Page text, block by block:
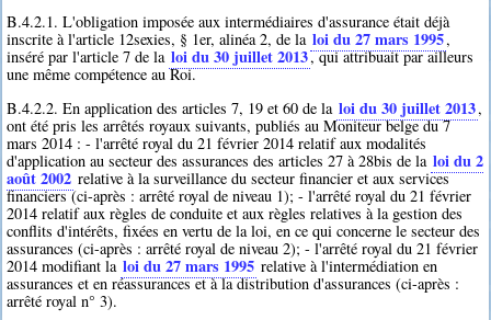
B.4.2.1. L'obligation imposée aux intermédiaires d'assurance était déjà
inscrite à l'article 12sexies, § 1er, alinéa 2, de la loi du 27 mars 1995,
inséré par l'article 7 de la loi du 30 juillet 2013, qui attribuait par ailleurs
une même compétence au Roi.
B.4.2.2. En application des articles 7, 19 et 60 de la loi du 30 juillet 2013,
ont été pris les arrêtés royaux suivants, publiés au Moniteur belge du 7
mars 2014 : - l'arrêté royal du 21 février 2014 relatif aux modalités
d'application au secteur des assurances des articles 27 à 28bis de la loi du 2
août 2002 relative à la surveillance du secteur financier et aux services
financiers (ci-après : arrêté royal de niveau 1); - l'arrêté royal du 21 février
2014 relatif aux règles de conduite et aux règles relatives à la gestion des
conflits d'intérêts, fixées en vertu de la loi, en ce qui concerne le secteur des
assurances (ci-après : arrêté royal de niveau 2); - l'arrêté royal du 21 février
2014 modifiant la loi du 27 mars 1995 relative à l'intermédiation en
assurances et en réassurances et à la distribution d'assurances (ci-après :
arrêté royal n° 3).